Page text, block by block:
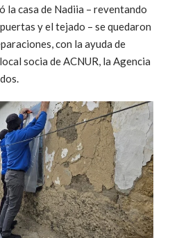
la casa de Nadiia – reventando
y el tejado – se quedaron
con la ayuda de
socia de ACNUR, la Agencia